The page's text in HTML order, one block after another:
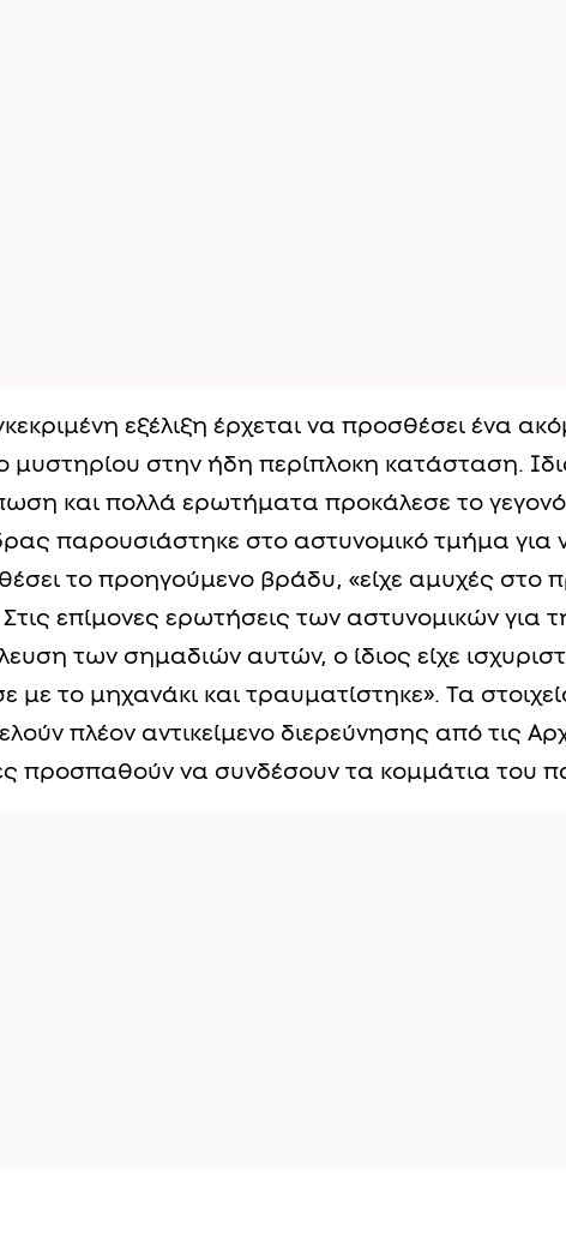
εξέλιξη έρχεται να προσθέσει ένα
μυστηρίου στην ήδη περίπλοκη κατάσταση.
και πολλά ερωτήματα προκάλεσε το
παρουσιάστηκε στο αστυνομικό τμήμα για
το προηγούμενο βράδυ, «είχε αμυχές στο
Στις επίμονες ερωτήσεις των αστυνομικών για
των σημαδιών αυτών, ο ίδιος είχε
με το μηχανάκι και τραυματίστηκε». Τα
πλέον αντικείμενο διερεύνησης από τις
προσπαθούν να συνδέσουν τα κομμάτια του